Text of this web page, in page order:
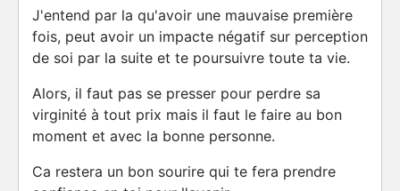
J'entend par la qu'avoir une mauvaise première
fois, peut avoir un impacte négatif sur perception
de soi par la suite et te poursuivre toute ta vie.
Alors, il faut pas se presser pour perdre sa
virginité à tout prix mais il faut le faire au bon
moment et avec la bonne personne.
Ca restera un bon sourire qui te fera prendre